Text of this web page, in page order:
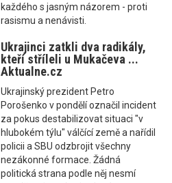
každého s jasným názorem - proti
rasismu a nenávisti.
Ukrajinci zatkli dva radikály,
kteří stříleli u Mukačeva ...
Aktualne.cz
Ukrajinský prezident Petro
Porošenko v pondělí označil incident
za pokus destabilizovat situaci "v
hlubokém týlu" válčící země a nařídil
policii a SBU odzbrojit všechny
nezákonné formace. Žádná
politická strana podle něj nesmí